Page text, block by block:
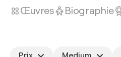
Œuvres Biographie